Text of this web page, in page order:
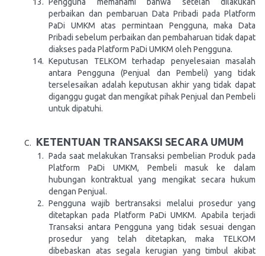
perbaikan dan pembaruan Data Pribadi pada Platform
PaDi UMKM atas permintaan Pengguna, maka Data
Pribadi sebelum perbaikan dan pembaharuan tidak dapat
diakses pada Platform PaDi UMKM oleh Pengguna.
Keputusan TELKOM terhadap penyelesaian masalah
antara Pengguna (Penjual dan Pembeli) yang tidak
terselesaikan adalah keputusan akhir yang tidak dapat
diganggu gugat dan mengikat pihak Penjual dan Pembeli
untuk dipatuhi.
KETENTUAN TRANSAKSI SECARA UMUM
Pada saat melakukan Transaksi pembelian Produk pada
Platform PaDi UMKM, Pembeli masuk ke dalam
hubungan kontraktual yang mengikat secara hukum
dengan Penjual.
Pengguna wajib bertransaksi melalui prosedur yang
ditetapkan pada Platform PaDi UMKM. Apabila terjadi
Transaksi antara Pengguna yang tidak sesuai dengan
prosedur yang telah ditetapkan, maka TELKOM
dibebaskan atas segala kerugian yang timbul akibat